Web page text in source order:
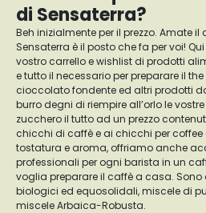
di Sensaterra?
Beh inizialmente per il prezzo. Amate il
Sensaterra è il posto che fa per voi!
vostro carrello e wishlist di prodotti
e tutto il necessario per preparare il
cioccolato fondente ed altri prodotti
burro degni di riempire all’orlo le
zucchero il tutto ad un prezzo
chicchi di caffè e ai chicchi per
tostatura e aroma, offriamo anche
professionali per ogni barista in un
voglia preparare il caffè a casa.
biologici ed equosolidali, miscele di
miscele Arbaica-Robusta.